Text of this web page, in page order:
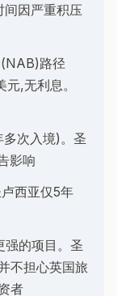
因严重积压
路径
,无利息。
次入境)。圣
影响
西亚仅5年
强的项目。圣
不担心英国旅
者